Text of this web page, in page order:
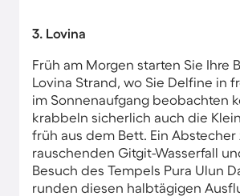
3. Lovina
Früh am Morgen starten Sie Ihre
Lovina Strand, wo Sie Delfine in
im Sonnenaufgang beobachten
krabbeln sicherlich auch die
früh aus dem Bett. Ein Abstecher
rauschenden Gitgit-Wasserfall
Besuch des Tempels Pura Ulun
runden diesen halbtägigen